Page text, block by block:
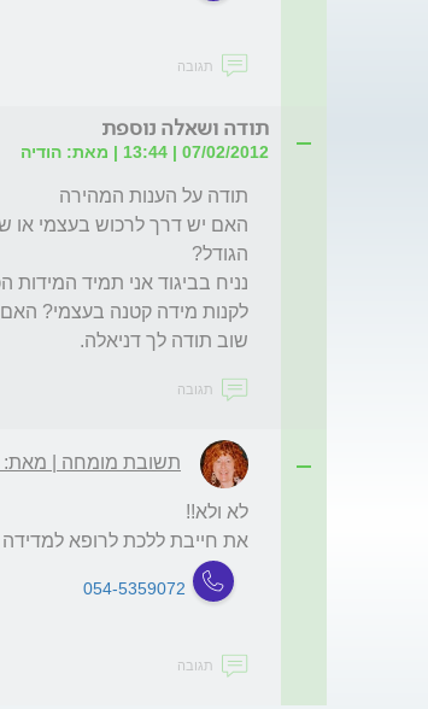
תגובה
תודה ושאלה נוספת
07/02/2012 | 13:44 | מאת: הודיה
שוב תודה לך דניאלה.
תגובה
תשובת מומחה | מאת:
את חייבת ללכת לרופא למדידה
054-5359072
תגובה